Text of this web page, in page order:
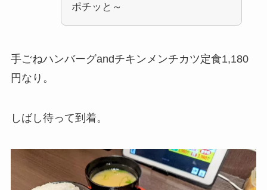
ポチッと～
手ごねハンバーグandチキンメンチカツ定食1,180
円なり。
しばし待って到着。